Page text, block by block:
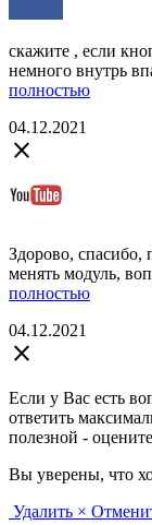
скажите , если
немного внутрь
полностью
04.12.2021
close
Здорово, спасибо,
менять модуль,
полностью
04.12.2021
close
Если у Вас есть
ответить
полезной -
Вы уверены, что
Удалить ×